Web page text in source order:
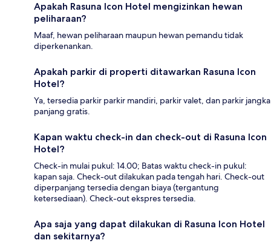
Apakah Rasuna Icon Hotel mengizinkan hewan
peliharaan?
Maaf, hewan peliharaan maupun hewan pemandu tidak
diperkenankan.
Apakah parkir di properti ditawarkan Rasuna Icon
Hotel?
Ya, tersedia parkir parkir mandiri, parkir valet, dan parkir jangka
panjang gratis.
Kapan waktu check-in dan check-out di Rasuna Icon
Hotel?
Check-in mulai pukul: 14.00; Batas waktu check-in pukul:
kapan saja. Check-out dilakukan pada tengah hari. Check-out
diperpanjang tersedia dengan biaya (tergantung
ketersediaan). Check-out ekspres tersedia.
Apa saja yang dapat dilakukan di Rasuna Icon Hotel
dan sekitarnya?